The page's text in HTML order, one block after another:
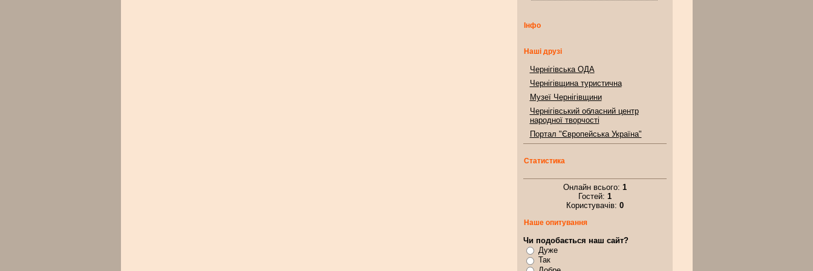
Інфо
Наші друзі
Чернігівська ОДА
Чернігівщина туристична
Музеї Чернігівщини
Чернігівський обласний центр
народної творчості
Портал "Європейська Україна"
Статистика
Онлайн всього: 1
Гостей: 1
Користувачів: 0
Наше опитування
Чи подобається наш сайт?
Дуже
Так